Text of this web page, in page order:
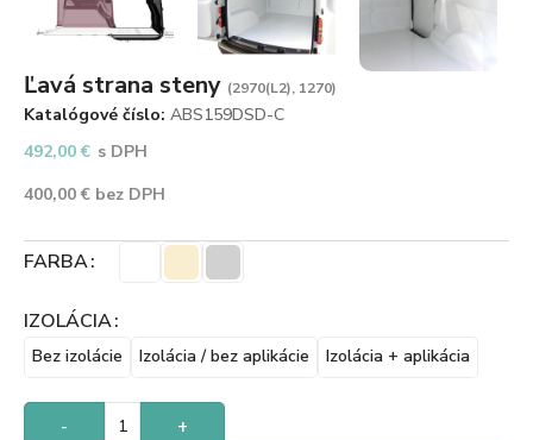
Ľavá strana steny (2970(L2), 1270)
Katalógové číslo: ABS159DSD-C
492,00€ s DPH
400,00€ bez DPH
FARBA
IZOLÁCIA
Bez izolácie Izolácia / bez aplikácie Izolácia + aplikácia
- +